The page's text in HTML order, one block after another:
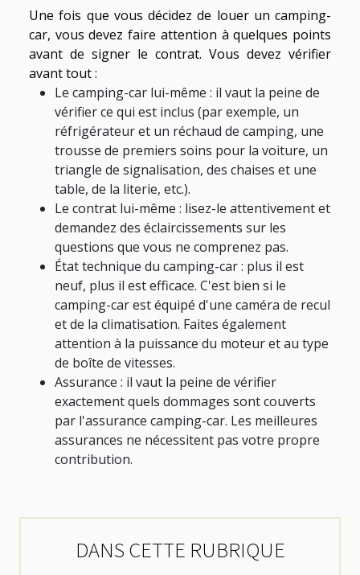
Une fois que vous décidez de louer un camping-
car, vous devez faire attention à quelques points
avant de signer le contrat. Vous devez vérifier
avant tout :
Le camping-car lui-même : il vaut la peine de
vérifier ce qui est inclus (par exemple, un
réfrigérateur et un réchaud de camping, une
trousse de premiers soins pour la voiture, un
triangle de signalisation, des chaises et une
table, de la literie, etc.).
Le contrat lui-même : lisez-le attentivement et
demandez des éclaircissements sur les
questions que vous ne comprenez pas.
État technique du camping-car : plus il est
neuf, plus il est efficace. C'est bien si le
camping-car est équipé d'une caméra de recul
et de la climatisation. Faites également
attention à la puissance du moteur et au type
de boîte de vitesses.
Assurance : il vaut la peine de vérifier
exactement quels dommages sont couverts
par l'assurance camping-car. Les meilleures
assurances ne nécessitent pas votre propre
contribution.
DANS CETTE RUBRIQUE